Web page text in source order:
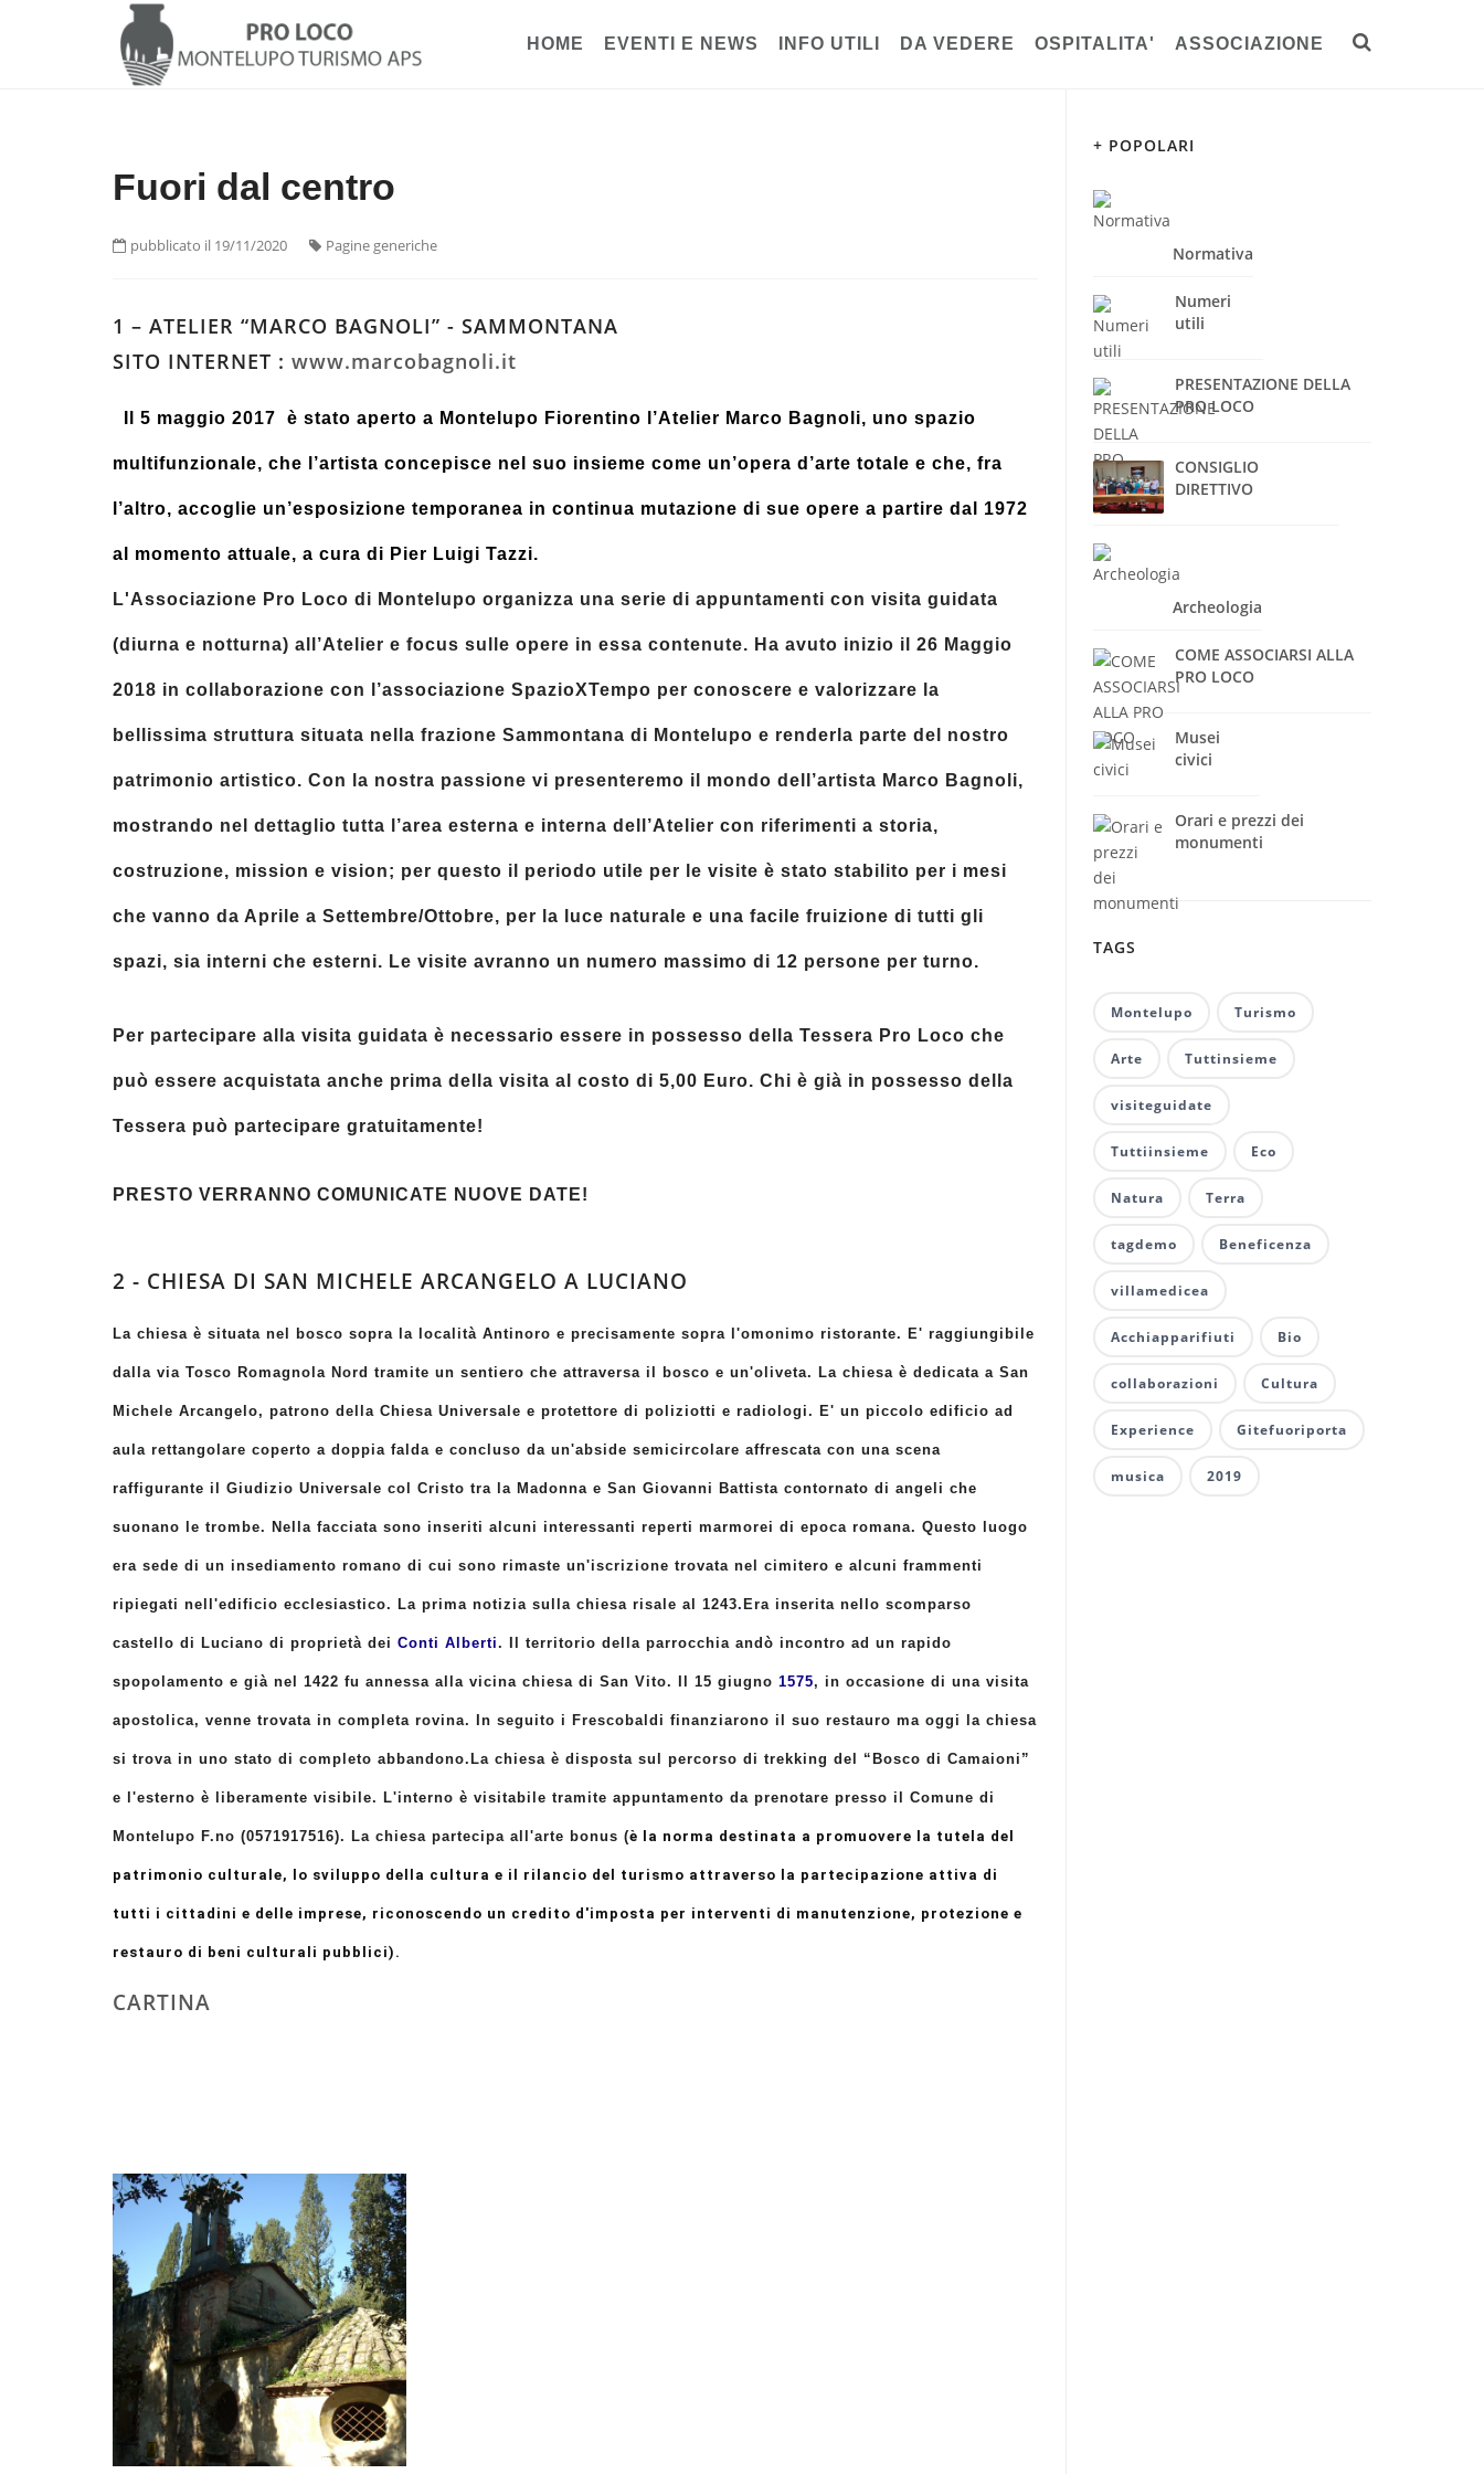
HOME EVENTI E NEWS INFO UTILI DA VEDERE OSPITALITA' ASSOCIAZIONE
Fuori dal centro
pubblicato il 19/11/2020 Pagine generiche
1 – ATELIER “MARCO BAGNOLI” - SAMMONTANA
SITO INTERNET : www.marcobagnoli.it
Il 5 maggio 2017 è stato aperto a Montelupo Fiorentino l’Atelier Marco Bagnoli, uno spazio
multifunzionale, che l’artista concepisce nel suo insieme come un’opera d’arte totale e che, fra
l’altro, accoglie un’esposizione temporanea in continua mutazione di sue opere a partire dal 1972
al momento attuale, a cura di Pier Luigi Tazzi.
L'Associazione Pro Loco di Montelupo organizza una serie di appuntamenti con visita guidata
(diurna e notturna) all’Atelier e focus sulle opere in essa contenute. Ha avuto inizio il 26 Maggio
2018 in collaborazione con l’associazione SpazioXTempo per conoscere e valorizzare la
bellissima struttura situata nella frazione Sammontana di Montelupo e renderla parte del nostro
patrimonio artistico. Con la nostra passione vi presenteremo il mondo dell’artista Marco Bagnoli,
mostrando nel dettaglio tutta l’area esterna e interna dell’Atelier con riferimenti a storia,
costruzione, mission e vision; per questo il periodo utile per le visite è stato stabilito per i mesi
che vanno da Aprile a Settembre/Ottobre, per la luce naturale e una facile fruizione di tutti gli
spazi, sia interni che esterni. Le visite avranno un numero massimo di 12 persone per turno.
Per partecipare alla visita guidata è necessario essere in possesso della Tessera Pro Loco che
può essere acquistata anche prima della visita al costo di 5,00 Euro. Chi è già in possesso della
Tessera può partecipare gratuitamente!
PRESTO VERRANNO COMUNICATE NUOVE DATE!
2 - CHIESA DI SAN MICHELE ARCANGELO A LUCIANO
La chiesa è situata nel bosco sopra la località Antinoro e precisamente sopra l'omonimo ristorante. E' raggiungibile
dalla via Tosco Romagnola Nord tramite un sentiero che attraversa il bosco e un'oliveta. La chiesa è dedicata a San
Michele Arcangelo, patrono della Chiesa Universale e protettore di poliziotti e radiologi. E' un piccolo edificio ad
aula rettangolare coperto a doppia falda e concluso da un'abside semicircolare affrescata con una scena
raffigurante il Giudizio Universale col Cristo tra la Madonna e San Giovanni Battista contornato di angeli che
suonano le trombe. Nella facciata sono inseriti alcuni interessanti reperti marmorei di epoca romana. Questo luogo
era sede di un insediamento romano di cui sono rimaste un'iscrizione trovata nel cimitero e alcuni frammenti
ripiegati nell'edificio ecclesiastico. La prima notizia sulla chiesa risale al 1243. Era inserita nello scomparso
castello di Luciano di proprietà dei Conti Alberti. Il territorio della parrocchia andò incontro ad un rapido
spopolamento e già nel 1422 fu annessa alla vicina chiesa di San Vito. Il 15 giugno 1575, in occasione di una visita
apostolica, venne trovata in completa rovina. I n seguito i Frescobaldi finanziarono il suo restauro ma oggi la chiesa
si trova in uno stato di completo abbandono. La chiesa è disposta sul percorso di trekking del “Bosco di Camaioni”
e l'esterno è liberamente visibile. L'interno è visitabile tramite appuntamento da prenotare presso il Comune di
Montelupo F.no (0571917516). La chiesa partecipa all'arte bonus (è la norma destinata a promuovere la tutela del
patrimonio culturale, lo sviluppo della cultura e il rilancio del turismo attraverso la partecipazione attiva di
tutti i cittadini e delle imprese, riconoscendo un credito d'imposta per interventi di manutenzione, protezione e
restauro di beni culturali pubblici).
CARTINA
+ POPOLARI
Normativa
Numeri
utili
PRESENTAZIONE DELLA
PRO LOCO
CONSIGLIO
DIRETTIVO
Archeologia
COME ASSOCIARSI ALLA
PRO LOCO
Musei
civici
Orari e prezzi dei
monumenti
TAGS
Montelupo Turismo
Arte Tuttinsieme
visiteguidate
Tuttiinsieme Eco
Natura Terra
tagdemo Beneficenza
villamedicea
Acchiapparifiuti Bio
collaborazioni Cultura
Experience Gitefuoriporta
musica 2019